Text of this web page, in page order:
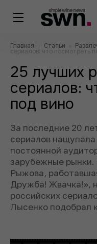
Главная – Статьи –
сериалов: что посмотреть
25 лучших
сериалов:
под вино
За последние 20
сериалов нащупала
постоянной
зарубежные
Рыжова,
Дружба! Жвачка!»,
российских
Лысенко подобрал